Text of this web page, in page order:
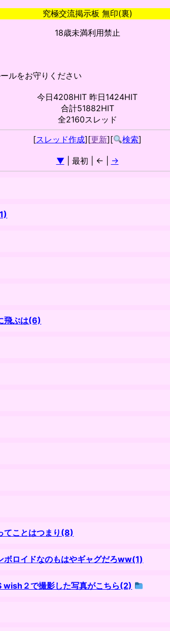
究極交流掲示板 無印(裏)
18歳未満利用禁止
ルをお守りください
今日4208HIT 昨日1424HIT
合計51882HIT
全2160スレッド
[スレッド作成][更新][ 検索]
▼ | 最初 | ← | →
飛ぶは(6)
てことはつまり(8)
ボロイドなのもはやギャグだろww(1)
wish２で撮影した写真がこちら(2)